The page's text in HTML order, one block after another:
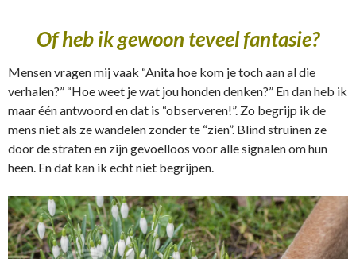
Of heb ik gewoon teveel fantasie?
Mensen vragen mij vaak “Anita hoe kom je toch aan al die
verhalen?” “Hoe weet je wat jou honden denken?” En dan heb ik
maar één antwoord en dat is “observeren!”. Zo begrijp ik de
mens niet als ze wandelen zonder te “zien”. Blind struinen ze
door de straten en zijn gevoelloos voor alle signalen om hun
heen. En dat kan ik echt niet begrijpen.